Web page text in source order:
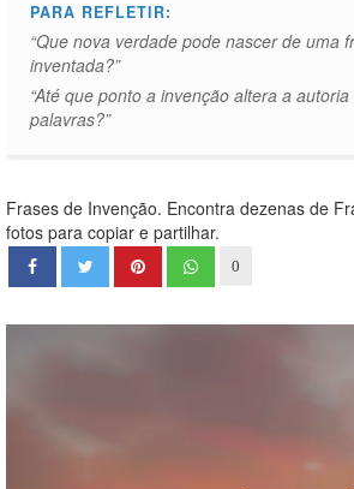
PARA REFLETIR:
“Que nova verdade pode nascer de uma
inventada?”
“Até que ponto a invenção altera a
palavras?”
Frases de Invenção. Encontra dezenas de
fotos para copiar e partilhar.
0